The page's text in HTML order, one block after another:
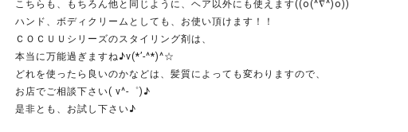
こちらも、もちろん他と同じように、ヘア以外にも使えます((o(^∇^)o))
ハンド、ボディクリームとしても、お使い頂けます！！
ＣＯＣＵＵシリーズのスタイリング剤は、
本当に万能過ぎますね♪v(*’-^*)^☆
どれを使ったら良いのかなどは、髪質によっても変わりますので、
お店でご相談下さい( v^-゜)♪
是非とも、お試し下さい♪